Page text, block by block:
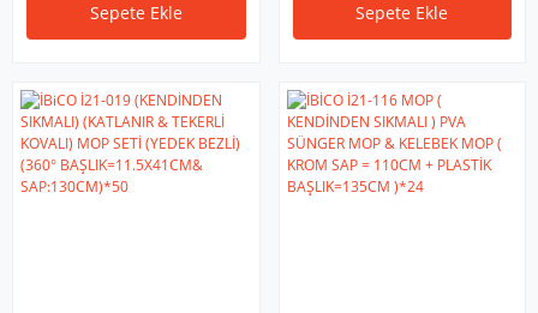
Sepete Ekle Sepete Ekle